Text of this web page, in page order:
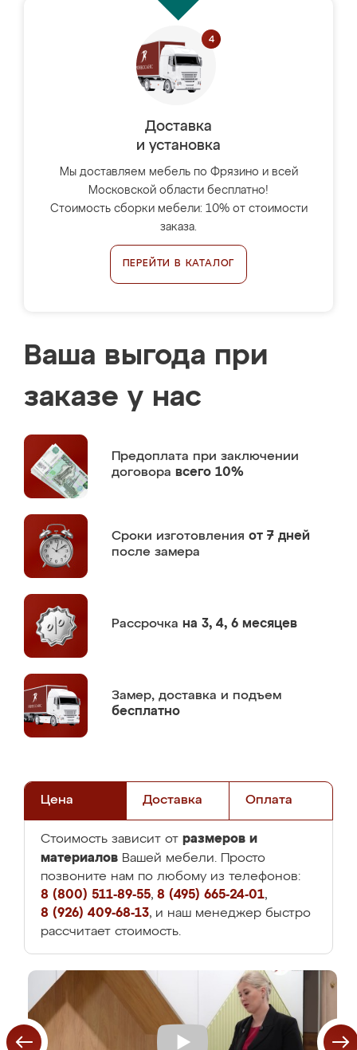
Доставка
и установка
Мы доставляем мебель по Фрязино и всей
Московской области бесплатно!
Стоимость сборки мебели: 10% от стоимости
заказа.
ПЕРЕЙТИ В КАТАЛОГ
Ваша выгода при
заказе у нас
Предоплата при заключении
договора всего 10%
Сроки изготовления от 7 дней
после замера
Рассрочка на 3, 4, 6 месяцев
Замер, доставка и подъем
бесплатно
Цена Доставка Оплата
Стоимость зависит от размеров и
материалов Вашей мебели. Просто
позвоните нам по любому из телефонов:
8 (800) 511-89-55, 8 (495) 665-24-01,
8 (926) 409-68-13, и наш менеджер быстро
рассчитает стоимость.